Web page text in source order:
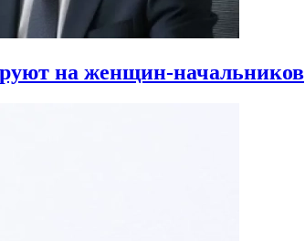
на женщин-начальников